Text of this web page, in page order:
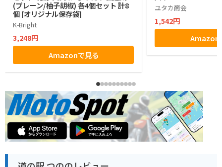
(プレーン/柚子胡椒) 各4個セット 計8
個 [オリジナル保存袋]
K-Bright
3,248円
Amazonで見る
ユタカ商会
1,542円
Amazon